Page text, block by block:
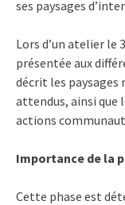
ses paysages
Lors d’un atelier
présentée aux
décrit les
attendus, ainsi que
actions
Importance de la
Cette phase est